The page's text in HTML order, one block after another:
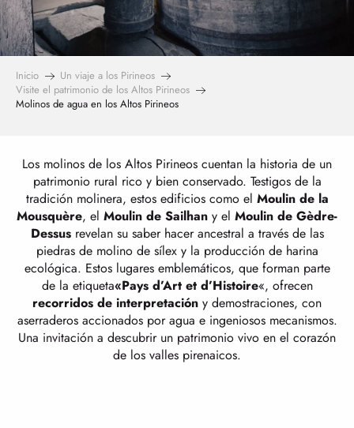
Inicio
Un viaje a los Pirineos
Visite el patrimonio de los Altos Pirineos
Molinos de agua en los Altos Pirineos
Los molinos de los Altos Pirineos cuentan la historia de un
patrimonio rural rico y bien conservado. Testigos de la
tradición molinera, estos edificios como el Moulin de la
Mousquère, el Moulin de Sailhan y el Moulin de Gèdre-
Dessusrevelan su saber hacer ancestral a través de las
piedras de molino de sílex y la producción de harina
ecológica. Estos lugares emblemáticos, que forman parte
de la etiqueta«Pays d’Art et d’Histoire«, ofrecen
recorridos de interpretación y demostraciones, con
aserraderos accionados por agua e ingeniosos mecanismos.
Una invitación a descubrir un patrimonio vivo en el corazón
de los valles pirenaicos.